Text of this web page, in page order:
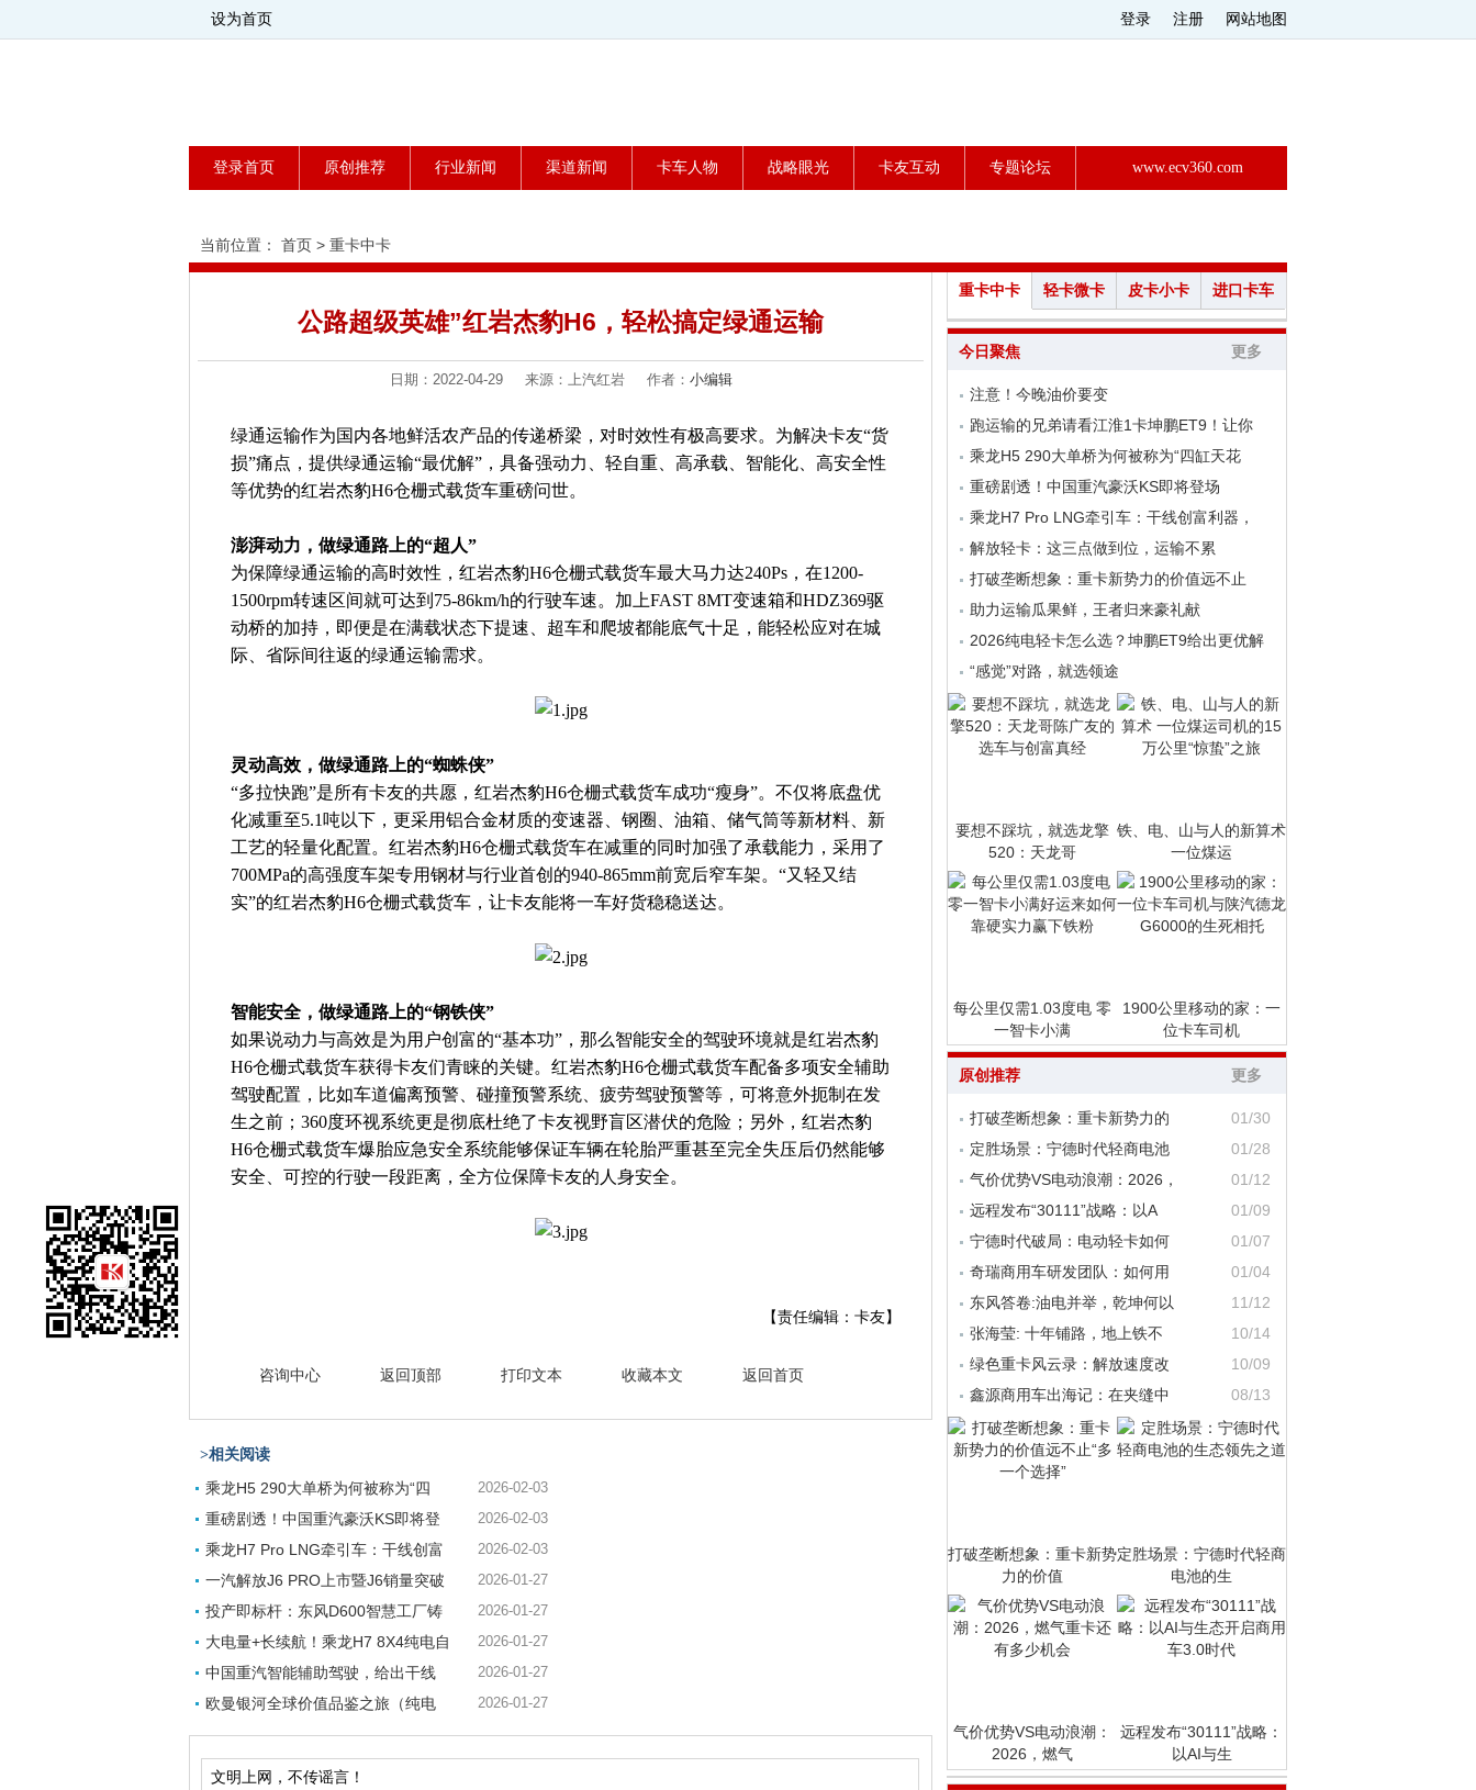
设为首页 登录 注册 网站地图
登录首页 原创推荐 行业新闻 渠道新闻 卡车人物 战略眼光 卡友互动 专题论坛 www.ecv360.com
当前位置： 首页 > 重卡中卡
公路超级英雄”红岩杰豹H6，轻松搞定绿通运输
日期：2022-04-29 来源：上汽红岩 作者： 小编辑
绿通运输作为国内各地鲜活农产品的传递桥梁，对时效性有极高要求。为解决卡友“货
损”痛点，提供绿通运输“最优解”，具备强动力、轻自重、高承载、智能化、高安全性
等优势的红岩杰豹H6仓栅式载货车重磅问世。
澎湃动力，做绿通路上的“超人”
为保障绿通运输的高时效性，红岩杰豹H6仓栅式载货车最大马力达240Ps，在1200-
1500rpm转速区间就可达到75-86km/h的行驶车速。加上FAST 8MT变速箱和HDZ369驱
动桥的加持，即便是在满载状态下提速、超车和爬坡都能底气十足，能轻松应对在城
际、省际间往返的绿通运输需求。
灵动高效，做绿通路上的“蜘蛛侠”
“多拉快跑”是所有卡友的共愿，红岩杰豹H6仓栅式载货车成功“瘦身”。不仅将底盘优
化减重至5.1吨以下，更采用铝合金材质的变速器、钢圈、油箱、储气筒等新材料、新
工艺的轻量化配置。红岩杰豹H6仓栅式载货车在减重的同时加强了承载能力，采用了
700MPa的高强度车架专用钢材与行业首创的940-865mm前宽后窄车架。“又轻又结
实”的红岩杰豹H6仓栅式载货车，让卡友能将一车好货稳稳送达。
智能安全，做绿通路上的“钢铁侠”
如果说动力与高效是为用户创富的“基本功”，那么智能安全的驾驶环境就是红岩杰豹
H6仓栅式载货车获得卡友们青睐的关键。红岩杰豹H6仓栅式载货车配备多项安全辅助
驾驶配置，比如车道偏离预警、碰撞预警系统、疲劳驾驶预警等，可将意外扼制在发
生之前；360度环视系统更是彻底杜绝了卡友视野盲区潜伏的危险；另外，红岩杰豹
H6仓栅式载货车爆胎应急安全系统能够保证车辆在轮胎严重甚至完全失压后仍然能够
安全、可控的行驶一段距离，全方位保障卡友的人身安全。
【责任编辑：卡友】
咨询中心 返回顶部 打印文本 收藏本文 返回首页
>相关阅读
乘龙H5 290大单桥为何被称为“四 2026-02-03
重磅剧透！中国重汽豪沃KS即将登 2026-02-03
乘龙H7 Pro LNG牵引车：干线创富 2026-02-03
一汽解放J6 PRO上市暨J6销量突破 2026-01-27
投产即标杆：东风D600智慧工厂铸 2026-01-27
大电量+长续航！乘龙H7 8X4纯电自 2026-01-27
中国重汽智能辅助驾驶，给出干线 2026-01-27
欧曼银河全球价值品鉴之旅（纯电 2026-01-27
重卡中卡 轻卡微卡 皮卡小卡 进口卡车
今日聚焦 更多
注意！今晚油价要变
跑运输的兄弟请看江淮1卡坤鹏ET9！让你
乘龙H5 290大单桥为何被称为“四缸天花
重磅剧透！中国重汽豪沃KS即将登场
乘龙H7 Pro LNG牵引车：干线创富利器，
解放轻卡：这三点做到位，运输不累
打破垄断想象：重卡新势力的价值远不止
助力运输瓜果鲜，王者归来豪礼献
2026纯电轻卡怎么选？坤鹏ET9给出更优解
“感觉”对路，就选领途
要想不踩坑，就选龙擎
520：天龙哥
铁、电、山与人的新算术
一位煤运
每公里仅需1.03度电 零
一智卡小满
1900公里移动的家：一
位卡车司机
原创推荐 更多
打破垄断想象：重卡新势力的
01/30
定胜场景：宁德时代轻商电池
01/28
气价优势VS电动浪潮：2026，
01/12
远程发布“30111”战略：以A
01/09
宁德时代破局：电动轻卡如何
01/07
奇瑞商用车研发团队：如何用
01/04
东风答卷:油电并举，乾坤何以
11/12
张海莹: 十年铺路，地上铁不
10/14
绿色重卡风云录：解放速度改
10/09
鑫源商用车出海记：在夹缝中
08/13
打破垄断想象：重卡新势
力的价值
定胜场景：宁德时代轻商
电池的生
气价优势VS电动浪潮：
2026，燃气
远程发布“30111”战略：
以AI与生